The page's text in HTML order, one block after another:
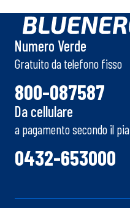
Numero Verde
Gratuito da telefono fisso
800-087587
Da cellulare
a pagamento secondo il
0432-653000